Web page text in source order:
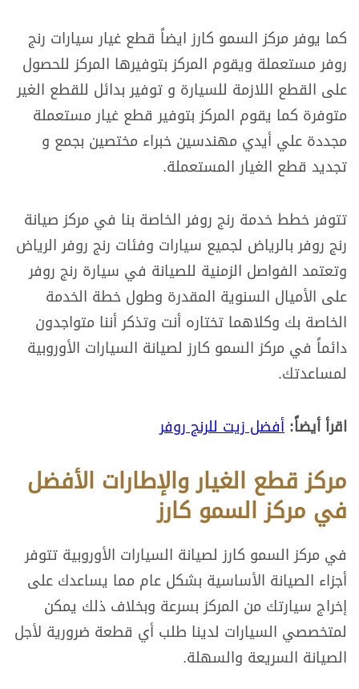
كما يوفر مركز السمو كارز ايضاً قطع غيار سيارات رنج
روفر مستعملة ويقوم المركز بتوفيرها المركز للحصول
على القطع اللازمة للسيارة و توفير بدائل للقطع الغير
متوفرة كما يقوم المركز بتوفير قطع غيار مستعملة
مجددة علي أيدي مهندسين خبراء مختصين بجمع و
تجديد قطع الغيار المستعملة.
تتوفر خطط خدمة رنج روفر الخاصة بنا في مركز صيانة
رنج روفر بالرياض لجميع سيارات وفئات رنج روفر الرياض
وتعتمد الفواصل الزمنية للصيانة في سيارة رنج روفر
على الأميال السنوية المقدرة وطول خطة الخدمة
الخاصة بك وكلاهما تختاره أنت وتذكر أننا متواجدون
دائماً في مركز السمو كارز لصيانة السيارات الأوروبية
لمساعدتك.
اقرأ أيضاً: أفضل زيت للرنج روفر
مركز قطع الغيار والإطارات الأفضل
في مركز السمو كارز
في مركز السمو كارز لصيانة السيارات الأوروبية تتوفر
أجزاء الصيانة الأساسية بشكل عام مما يساعدك على
إخراج سيارتك من المركز بسرعة وبخلاف ذلك يمكن
لمتخصصي السيارات لدينا طلب أي قطعة ضرورية لأجل
الصيانة السريعة والسهلة.